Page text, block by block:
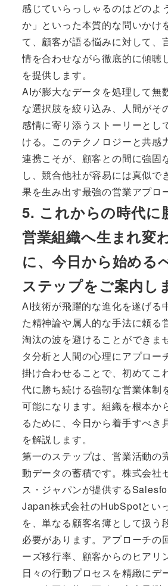
感じていらっしゃるのはどのよ
か」といった本質的な問いかけ
て、顧客が語る悩みに対して、
情を合わせながら徹底的に傾聴
を提供します。
AIが膨大なデータを処理して無
な選択肢を絞り込み、人間がそ
感情に寄り添うストーリーとし
ける。このテクノロジーと共感
連携こそが、顧客との間に強固
し、競合他社が容易には真似で
果を生み出す最強の営業アプロ
5. これからの時代に
営業組織へ生まれ変
に、今日から始める
ステップをご案内し
AI技術が飛躍的な進化を遂げる
た精神論や属人的な手法に頼る
淘汰の波を避けることができま
タ分析と人間の心理にアプロー
掛け合わせることで、初めてこ
代に勝ち続ける強靭な営業体制
可能になります。組織を根本か
るために、今日から着手すべき
を解説します。
第一のステップは、営業活動の
動データの蓄積です。株式会社
ス・ジャパンが提供する
Japan株式会社のHubSpotとい
を、単なる顧客名簿として扱う
必要があります。アプローチの
ーズ移行率、顧客からのヒアリ
日々の行動プロセスを精緻にデ